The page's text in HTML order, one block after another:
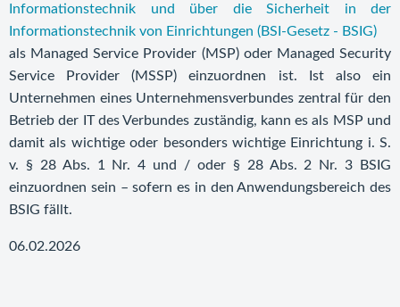
Informationstechnik und über die Sicherheit in der
Informationstechnik von Einrichtungen (BSI-Gesetz - BSIG)
als Managed Service Provider (MSP) oder Managed Security
Service Provider (MSSP) einzuordnen ist. Ist also ein
Unternehmen eines Unternehmensverbundes zentral für den
Betrieb der IT des Verbundes zuständig, kann es als MSP und
damit als wichtige oder besonders wichtige Einrichtung i. S.
v. § 28 Abs. 1 Nr. 4 und / oder § 28 Abs. 2 Nr. 3 BSIG
einzuordnen sein – sofern es in den Anwendungsbereich des
BSIG fällt.
06.02.2026